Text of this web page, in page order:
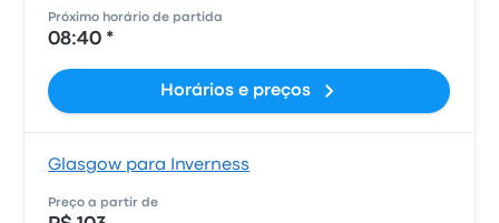
Próximo horário de partida
08:40 *
Horários e preços
Glasgow para Inverness
Preço a partir de